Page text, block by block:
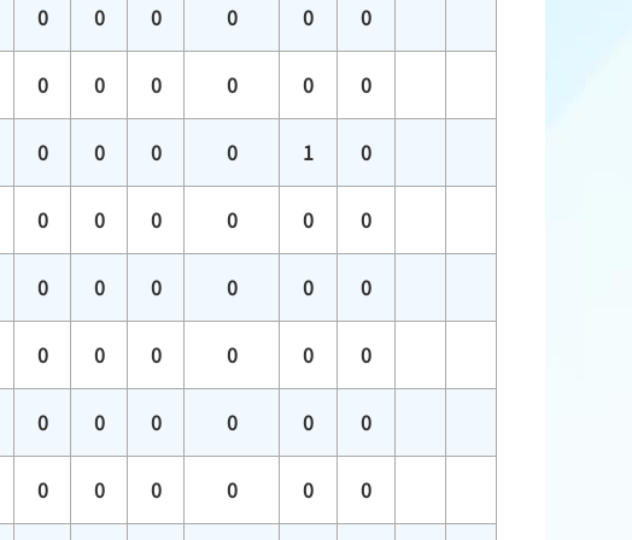
0 0 0 0 0 0
0 0 0 0 0 0
0 0 0 0 1 0
0 0 0 0 0 0
0 0 0 0 0 0
0 0 0 0 0 0
0 0 0 0 0 0
0 0 0 0 0 0